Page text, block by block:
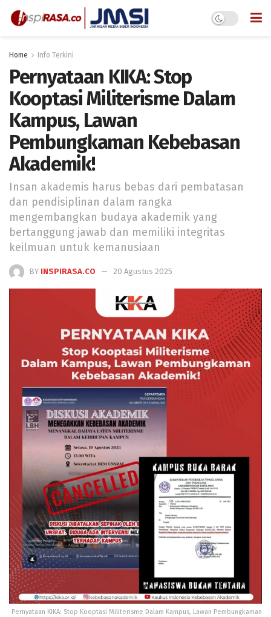
Home Info Terkini
Pernyataan KIKA: Stop
Kooptasi Militerisme Dalam
Kampus, Lawan
Pembungkaman Kebebasan
Akademik!
Insan akademis harus bebas dari pembatasan
dan pendisiplinan dalam rangka
mengembangkan budaya akademik yang
bertanggung jawab dan memiliki integritas
keilmuan untuk kemanusiaan
BY INSPIRASA.CO 20 Agustus 2025
Pernyataan KIKA: Stop Kooptasi Militerisme Dalam Kampus, Lawan Pembungkaman